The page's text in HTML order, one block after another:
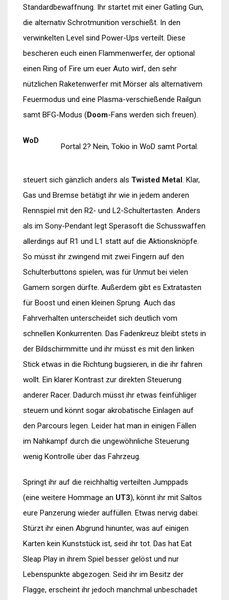
Standardbewaffnung. Ihr startet mit einer Gatling Gun,
die alternativ Schrotmunition verschießt. In den
verwinkelten Level sind Power-Ups verteilt. Diese
bescheren euch einen Flammenwerfer, der optional
einen Ring of Fire um euer Auto wirf, den sehr
nützlichen Raketenwerfer mit Mörser als alternativem
Feuermodus und eine Plasma-verschießende Railgun
samt BFG-Modus (Doom-Fans werden sich freuen).
Portal 2? Nein, Tokio in WoD samt Portal.
WoD
steuert sich gänzlich anders als Twisted Metal. Klar,
Gas und Bremse betätigt ihr wie in jedem anderen
Rennspiel mit den R2- und L2-Schultertasten. Anders
als im Sony-Pendant legt Sperasoft die Schusswaffen
allerdings auf R1 und L1 statt auf die Aktionsknöpfe.
So müsst ihr zwingend mit zwei Fingern auf den
Schulterbuttons spielen, was für Unmut bei vielen
Gamern sorgen dürfte. Außerdem gibt es Extratasten
für Boost und einen kleinen Sprung. Auch das
Fahrverhalten unterscheidet sich deutlich vom
schnellen Konkurrenten. Das Fadenkreuz bleibt stets in
der Bildschirmmitte und ihr müsst es mit den linken
Stick etwas in die Richtung bugsieren, in die ihr fahren
wollt. Ein klarer Kontrast zur direkten Steuerung
anderer Racer. Dadurch müsst ihr etwas feinfühliger
steuern und könnt sogar akrobatische Einlagen auf
den Parcours legen. Leider hat man in einigen Fällen
im Nahkampf durch die ungewöhnliche Steuerung
wenig Kontrolle über das Fahrzeug.
Springt ihr auf die reichhaltig verteilten Jumppads
(eine weitere Hommage an UT3), könnt ihr mit Saltos
eure Panzerung wieder auffüllen. Etwas nervig dabei:
Stürzt ihr einen Abgrund hinunter, was auf einigen
Karten kein Kunststück ist, seid ihr tot. Das hat Eat
Sleap Play in ihrem Spiel besser gelöst und nur
Lebenspunkte abgezogen. Seid ihr im Besitz der
Flagge, erscheint ihr jedoch manchmal unbeschadet